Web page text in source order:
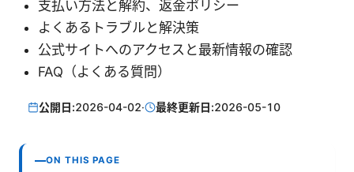
支払い方法と解約、返金ポリシー
よくあるトラブルと解決策
公式サイトへのアクセスと最新情報の確認
FAQ（よくある質問）
公開日:2026-04-02· 最終更新日:2026-05-10
ON THIS PAGE